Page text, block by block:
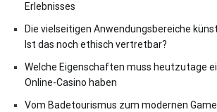
Erlebnisses
Die vielseitigen Anwendungsbereiche
Ist das noch ethisch vertretbar?
Welche Eigenschaften muss heutzutage
Online-Casino haben
Vom Badetourismus zum modernen